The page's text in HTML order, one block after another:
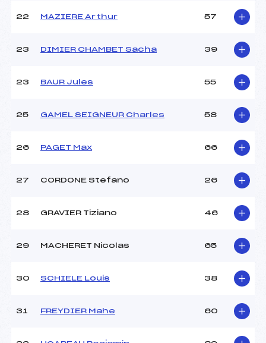
22 MAZIERE Arthur 57
23 DIMIER CHAMBET Sacha 39
23 BAUR Jules 55
25 GAMEL SEIGNEUR Charles 58
26 PAGET Max 66
27 CORDONE Stefano 26
28 GRAVIER Tiziano 46
29 MACHERET Nicolas 65
30 SCHIELE Louis 38
31 FREYDIER Mahe 60